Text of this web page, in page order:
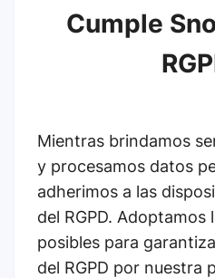
Cumple
Mientras brindamos
y procesamos datos
adherimos a las
del RGPD. Adoptamos
posibles para
del RGPD por nuestra